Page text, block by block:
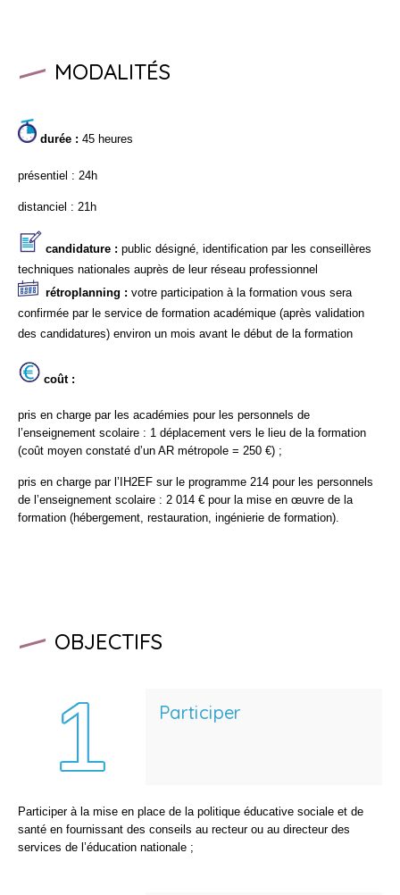
MODALITÉS
durée : 45 heures
présentiel : 24h
distanciel : 21h
candidature : public désigné, identification par les conseillères
techniques nationales auprès de leur réseau professionnel
rétroplanning : votre participation à la formation vous sera
confirmée par le service de formation académique (après validation
des candidatures) environ un mois avant le début de la formation
coût :
pris en charge par les académies pour les personnels de
l’enseignement scolaire : 1 déplacement vers le lieu de la formation
(coût moyen constaté d’un AR métropole = 250 €) ;
pris en charge par l’IH2EF sur le programme 214 pour les personnels
de l’enseignement scolaire : 2 014 € pour la mise en œuvre de la
formation (hébergement, restauration, ingénierie de formation).
OBJECTIFS
Participer
Participer à la mise en place de la politique éducative sociale et de
santé en fournissant des conseils au recteur ou au directeur des
services de l’éducation nationale ;